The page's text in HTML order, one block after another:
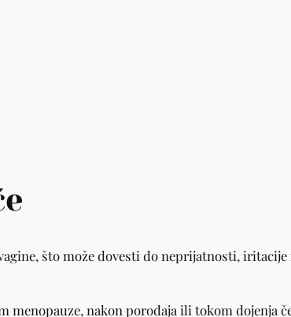
što može dovesti do neprijatnosti,
menopauze, nakon porođaja ili tokom dojenja